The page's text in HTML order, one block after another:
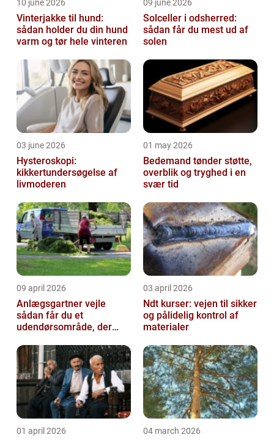
10 june 2026
Vinterjakke til hund:
sådan holder du din hund
varm og tør hele vinteren
09 june 2026
Solceller i odsherred:
sådan får du mest ud af
solen
03 june 2026
Hysteroskopi:
kikkertundersøgelse af
livmoderen
01 may 2026
Bedemand tønder støtte,
overblik og tryghed i en
svær tid
09 april 2026
Anlægsgartner vejle
sådan får du et
udendørsområde, der
03 april 2026
Ndt kurser: vejen til sikker
og pålidelig kontrol af
materialer
01 april 2026 04 march 2026